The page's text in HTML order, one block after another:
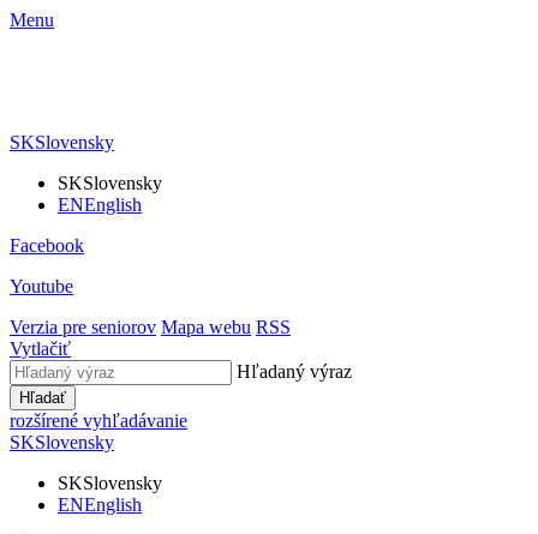
Menu
SKSlovensky
SKSlovensky
ENEnglish
Facebook
Youtube
Verzia pre seniorov Mapa webu RSS
Vytlačiť
Hľadaný výraz
Hľadať
rozšírené vyhľadávanie
SKSlovensky
SKSlovensky
ENEnglish